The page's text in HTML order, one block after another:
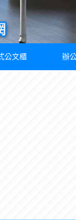
公文櫃 辦